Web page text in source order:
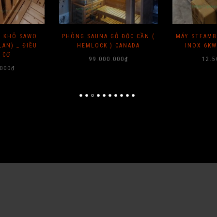
KHÔ SAWO
_ ĐIỀU
₫
PHÒNG SAUNA GỖ ĐỘC CẦN (
HEMLOCK ) CANADA
99.000.000₫
MÁY
INOX